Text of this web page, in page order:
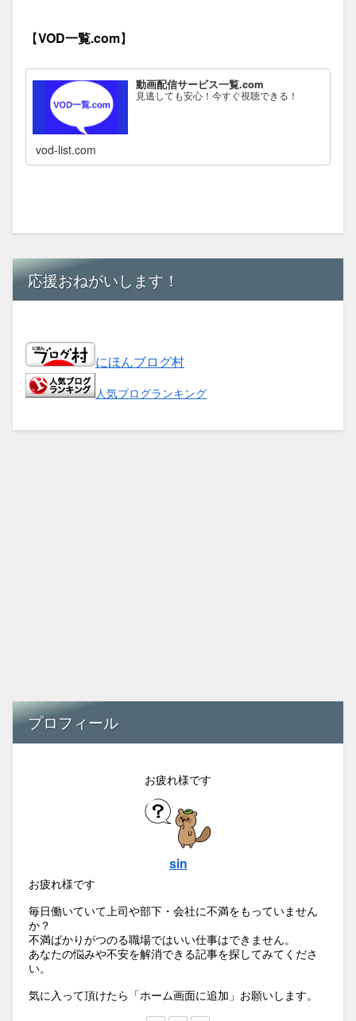
【VOD一覧.com】
動画配信サービス一覧.com
見逃しても安心！今すぐ視聴できる！
vod-list.com
応援おねがいします！
にほんブログ村
人気ブログランキング
プロフィール
お疲れ様です
sin
お疲れ様です
毎日働いていて上司や部下・会社に不満をもっていません
か？
不満ばかりがつのる職場ではいい仕事はできません。
あなたの悩みや不安を解消できる記事を探してみてくださ
い。
気に入って頂けたら「ホーム画面に追加」お願いします。